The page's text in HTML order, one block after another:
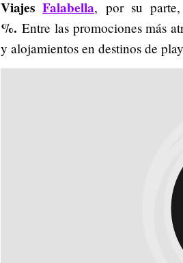
ViajesFalabella, por su
%. Entre las promociones más
y alojamientos en destinos de